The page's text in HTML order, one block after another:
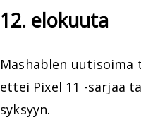
12. elokuuta
Mashablen uutisoima
ettei Pixel 11 -sarjaa
syksyyn.